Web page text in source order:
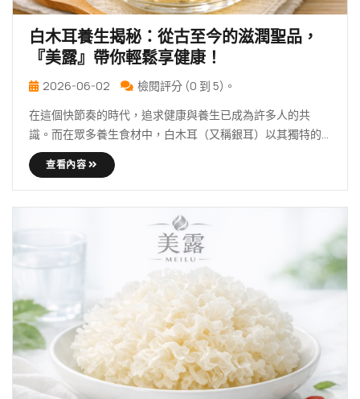
白木耳養生揭秘：從古至今的滋潤聖品，
『美露』帶你輕鬆享健康！
2026-06-02
檢閱評分 (0 到 5)。
在這個快節奏的時代，追求健康與養生已成為許多人的共
識。而在眾多養生食材中，白木耳（又稱銀耳）以其獨特的
營養價值 … 繼續 白木耳養生揭秘：從古至今的滋潤聖品，
『美露』帶你輕鬆享健康！
查看內容